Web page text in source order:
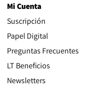
Mi Cuenta
Suscripción
Papel Digital
Preguntas Frecuentes
LT Beneficios
Newsletters